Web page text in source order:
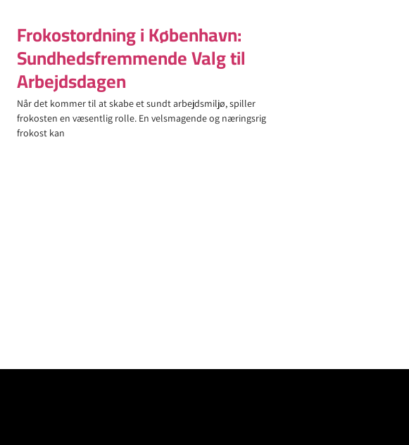
Frokostordning i København:
Sundhedsfremmende Valg til
Arbejdsdagen
Når det kommer til at skabe et sundt arbejdsmiljø, spiller
frokosten en væsentlig rolle. En velsmagende og næringsrig
frokost kan